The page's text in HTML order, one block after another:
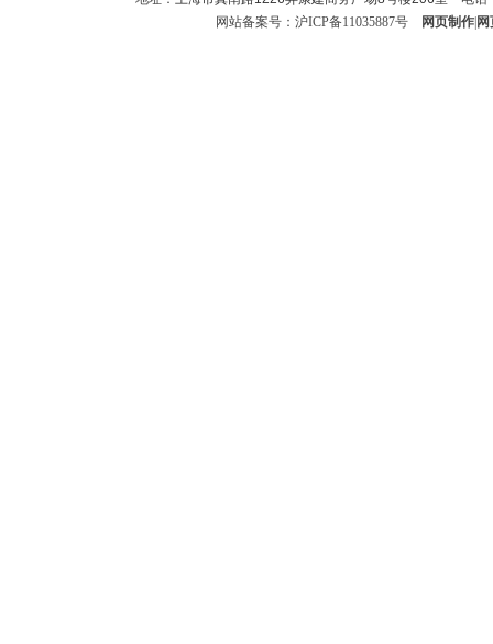
网站备案号： 沪ICP备11035887号 网页制作